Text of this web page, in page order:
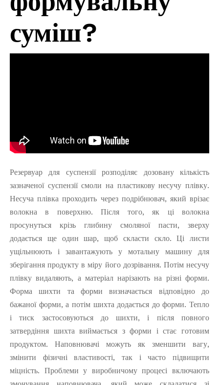
суміш?
Резервуар для суспензії розподіляє дозовану кількість
зазначеної суспензії смоли на пластикову несучу плівку.
Несуча плівка проходить через подрібнювач, який врізає
волокна в поверхню. Після того, як ці волокна
просунуться крізь глибину смоляної пасти, зверху
додається ще один шар, щоб скласти скло. Ці листи
ущільнюють і завантажують у мотальну машину для
зберігання продукту в міру його дозрівання. Потім несучу
плівку видаляють, а матеріал нарізають на різні форми.
Форма шихти та форми визначається відповідно до
бажаної форми, а потім шихта додається до форми. Тепло
і тиск застосовуються до шихти, і після повного
затвердіння шихта виймається з форми і стає готовим
продуктом. Наповнювачі можуть як зменшити вагу,
змінити фізичні властивості, так і часто підвищити
міцність. Проблеми у виробничому процесі включають